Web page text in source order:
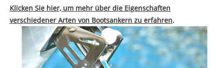
Klicken Sie hier, um mehr über die Eigenschaften
verschiedener Arten von Bootsankern zu erfahren.